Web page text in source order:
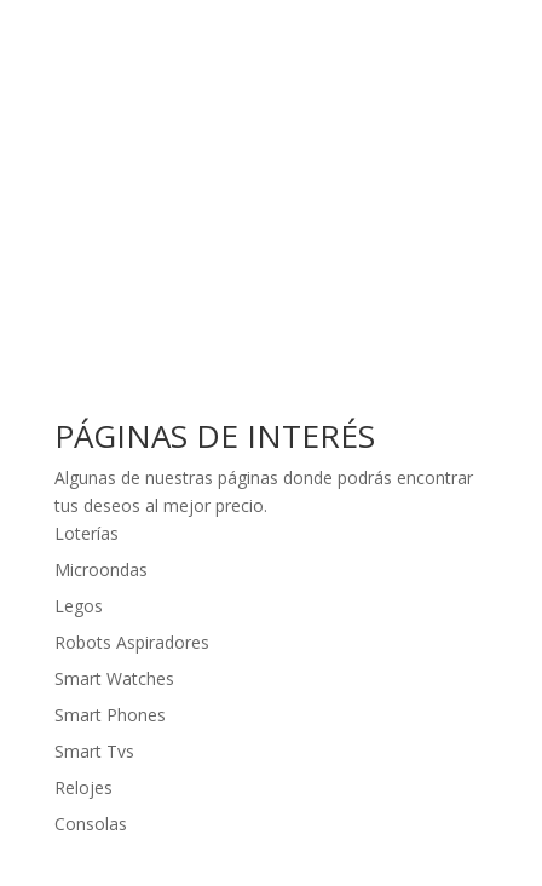
PÁGINAS DE INTERÉS
Algunas de nuestras páginas donde podrás encontrar
tus deseos al mejor precio.
Loterías
Microondas
Legos
Robots Aspiradores
Smart Watches
Smart Phones
Smart Tvs
Relojes
Consolas